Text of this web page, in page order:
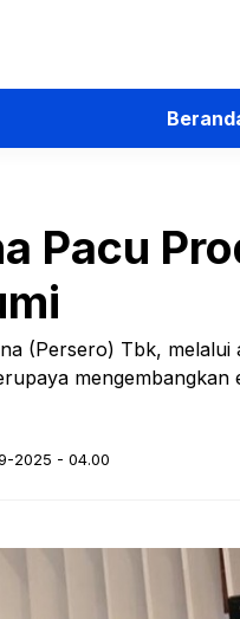
Pacu
(Persero) Tbk,
2025 - 04.00